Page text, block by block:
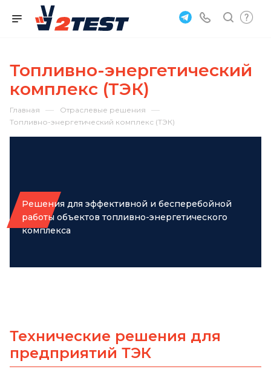
Топливно-энергетический
комплекс (ТЭК)
Главная — Отраслевые решения —
Топливно-энергетический комплекс (ТЭК)
Решения для эффективной и бесперебойной
работы объектов топливно-энергетического
комплекса
Технические решения для
предприятий ТЭК